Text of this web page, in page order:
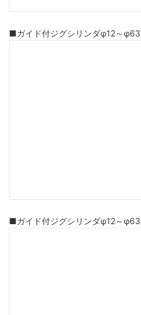
■ガイド付ジグシリンダφ12～
■ガイド付ジグシリンダφ12～